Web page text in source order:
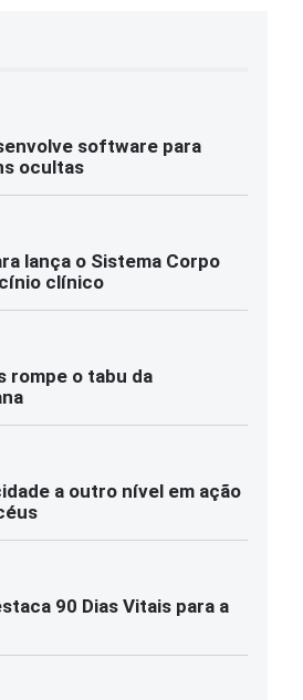
software para
ocultas
lança o Sistema Corpo
clínico
rompe o tabu da
a outro nível em ação
90 Dias Vitais para a